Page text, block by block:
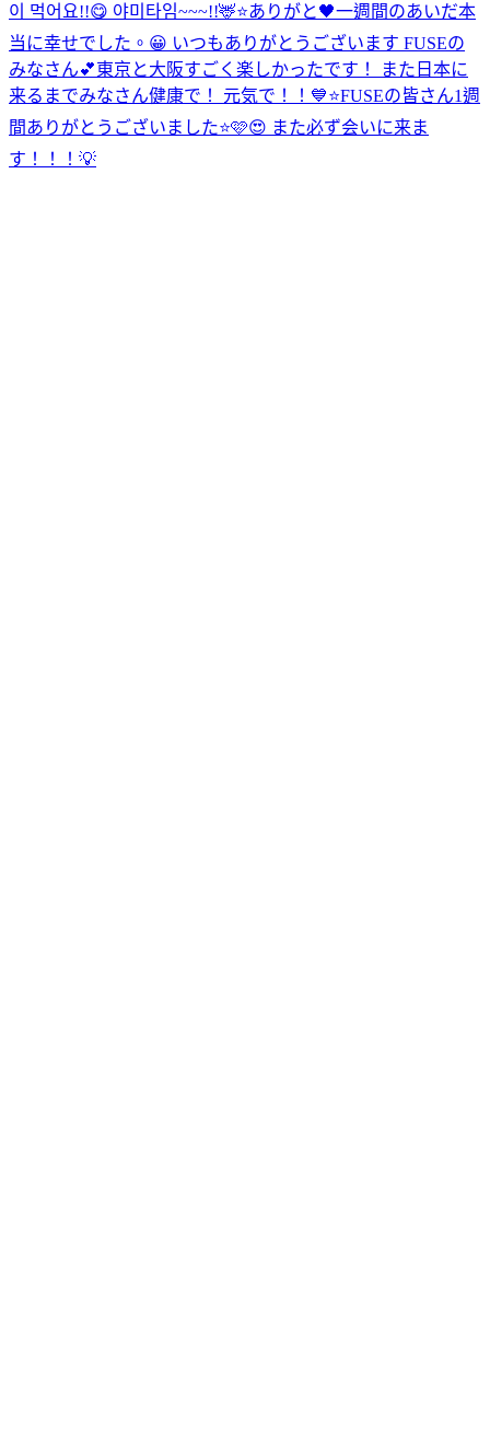
이 먹어요!!😋 야미타임~~~!!🦌⭐️ありがと🖤一週間のあいだ本
当に幸せでした。😀 いつもありがとうございます FUSEの
みなさん💕東京と大阪すごく楽しかったです！ また日本に
来るまでみなさん健康で！ 元気で！！💙⭐️FUSEの皆さん1週
間ありがとうございました⭐️🩷😍 また必ず会いに来ま
す！！！💡